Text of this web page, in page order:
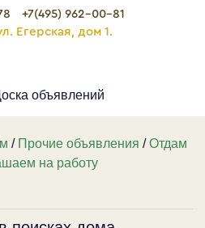
+7(495) 962-00-81
Егерская, дом 1.
объявлений
/ Прочие объявления /Отдам
на работу